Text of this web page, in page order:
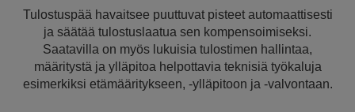
Tulostuspää havaitsee puuttuvat pisteet automaattisesti
ja säätää tulostuslaatua sen kompensoimiseksi.
Saatavilla on myös lukuisia tulostimen hallintaa,
määritystä ja ylläpitoa helpottavia teknisiä työkaluja
esimerkiksi etämääritykseen, -ylläpitoon ja -valvontaan.